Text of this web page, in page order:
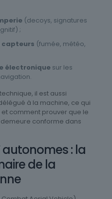
(decoys, signatures
;
(fumée, météo,
électroniquesur les
il est aussi
à la machine, ce qui
comment prouver que le
conforme dans
autonomes : la
de la